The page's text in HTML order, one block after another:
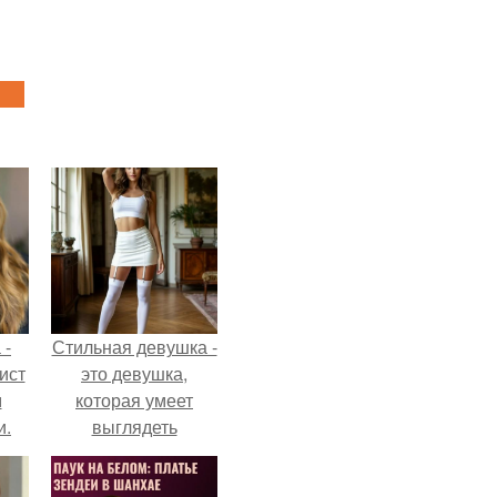
-
Стильная девушка -
это девушка,
которая умеет
выглядеть
привлекательно и
элегантно в любои